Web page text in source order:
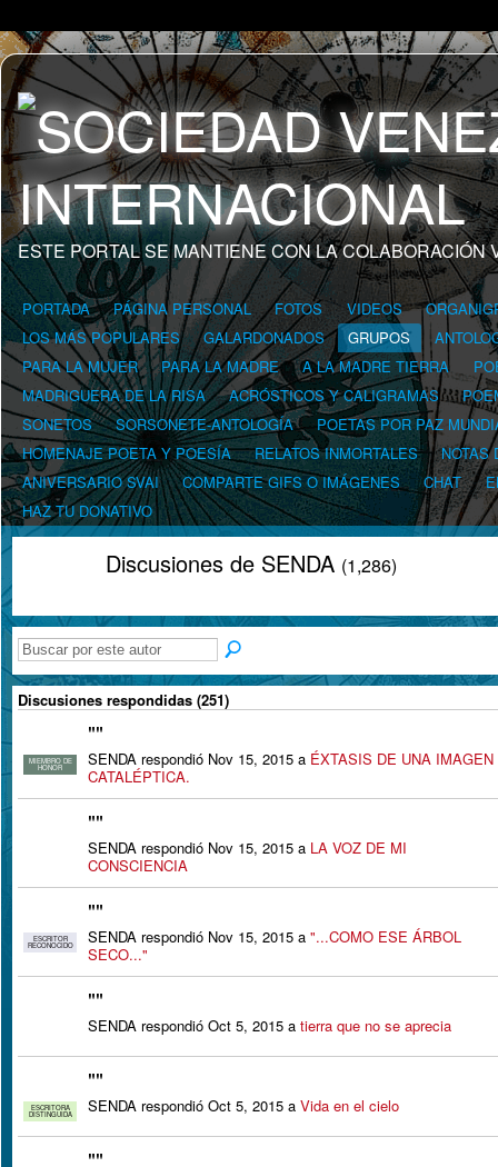
ESTE PORTAL SE MANTIENE CON LA COLABORACIÓN
PORTADA PÁGINA PERSONAL FOTOS VIDEOS
LOS MÁS POPULARES
GALARDONADOS GRUPOS
PARA LA MUJER
PARA LA MADRE A LA MADRE TIERRA
MADRIGUERA DE LA RISA
ACRÓSTICOS Y CALIGRAMAS
SONETOS
SORSONETE-ANTOLOGÍA
POETAS POR PAZ
HOMENAJE POETA Y POESÍA
RELATOS INMORTALES
NOTAS
ANIVERSARIO SVAI
COMPARTE GIFS O IMÁGENES CHAT
HAZ TU DONATIVO
Discusiones de SENDA (1,286)
Discusiones respondidas (251)
MIEMBRO DE
HONOR
""
SENDA respondió Nov 15, 2015 a ÉXTASIS DE UNA IMAGEN
CATALÉPTICA.
""
SENDA respondió Nov 15, 2015 a LA VOZ DE MI
CONSCIENCIA
ESCRITOR
RECONOCIDO
""
SENDA respondió Nov 15, 2015 a "...COMO ESE ÁRBOL
SECO..."
""
SENDA respondió Oct 5, 2015 a tierra que no se aprecia
ESCRITORA
DISTINGUIDA
""
SENDA respondió Oct 5, 2015 a Vida en el cielo
""